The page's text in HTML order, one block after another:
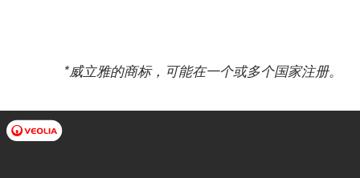
*威立雅的商标，可能在一个或多个国家注册。